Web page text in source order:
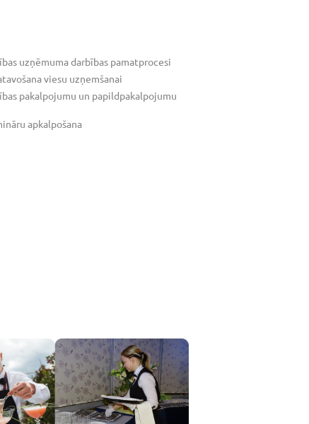
uzņēmuma darbības pamatprocesi
viesu uzņemšanai
pakalpojumu un papildpakalpojumu
apkalpošana